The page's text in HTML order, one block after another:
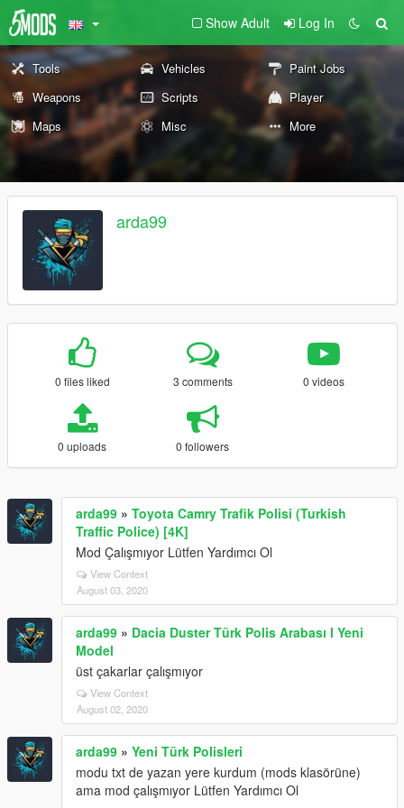
Show Adult Log In
Tools Vehicles
Paint Jobs
Weapons
Scripts
Player
Maps
Misc More
arda99
0 files liked 3 comments 0 videos
0 uploads 0 followers
arda99 » Toyota Camry Trafik Polisi (Turkish
Traffic Police) [4K]
Mod Çalışmıyor Lütfen Yardımcı Ol
View Context
August 03, 2020
arda99 » Dacia Duster Türk Polis Arabası l Yeni
Model
üst çakarlar çalışmıyor
View Context
August 02, 2020
arda99 » Yeni Türk Polisleri
modu txt de yazan yere kurdum (mods klasörüne)
ama mod çalışmıyor Lütfen Yardımcı Ol